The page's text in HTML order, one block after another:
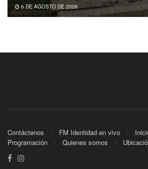
6 DE AGOSTO DE 2026
Contáctenos FM Identidad en vivo
Programación
Quienes somos